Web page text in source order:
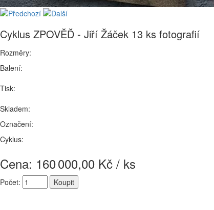
Cyklus ZPOVĚĎ - Jiří Žáček 13 ks fotografií
Rozměry:
Balení:
Tisk:
Skladem:
Označení:
Cyklus:
Cena: 160000,00 Kč / ks
Počet: